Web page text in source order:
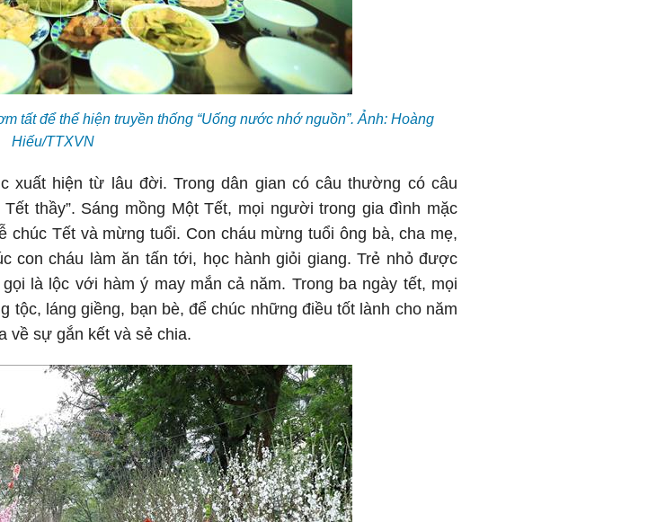
tất để thể hiện truyền thống “Uống nước nhớ nguồn”. Ảnh: Hoàng
Hiếu/TTXVN
xuất hiện từ lâu đời. Trong dân gian có câu thường có câu
thầy”. Sáng mồng Một Tết, mọi người trong gia đình mặc
Tết và mừng tuổi. Con cháu mừng tuổi ông bà, cha mẹ,
con cháu làm ăn tấn tới, học hành giỏi giang. Trẻ nhỏ được
là lộc với hàm ý may mắn cả năm. Trong ba ngày tết, mọi
láng giềng, bạn bè, để chúc những điều tốt lành cho năm
về sự gắn kết và sẻ chia.